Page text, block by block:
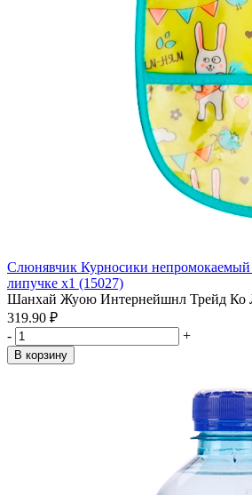
Слюнявчик Курносики непромокаемый
липучке x1 (15027)
Шанхай Жуою Интернейшнл Трейд Ко
319.90 ₽
-
+
В корзину